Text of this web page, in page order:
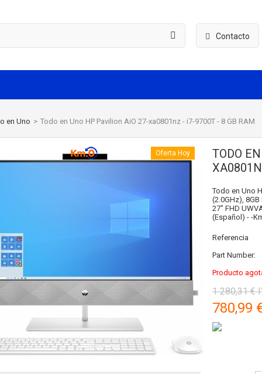
Contacto
en Uno > Todo en Uno HP Pavilion AiO 27-xa0801nz - i7-9700T - 8 GB RAM
Oferta Hoy
TODO
Todo en Uno
(2.0GHz),
27" FHD
(Español) - -
Referencia
Part Number:
Producto
1 280,31 €
780,99